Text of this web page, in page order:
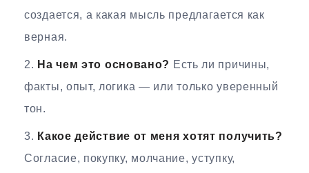
создается, а какая мысль предлагается как
верная.
На чем это основано? Есть ли причины,
факты, опыт, логика — или только уверенный
тон.
Какое действие от меня хотят получить?
Согласие, покупку, молчание, уступку,